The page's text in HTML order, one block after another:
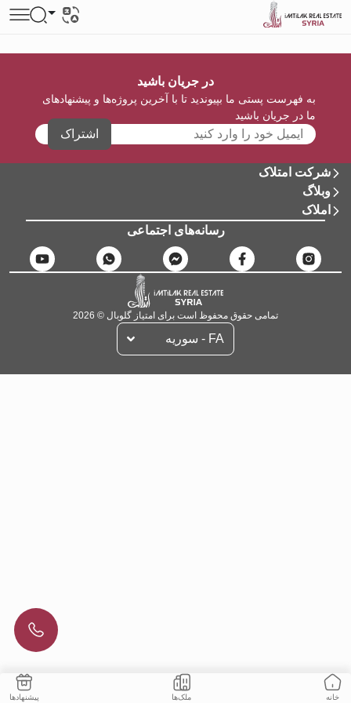
خانه ملک‌ها پیشنهادها
در جریان باشید
به فهرست پستی ما بپیوندید تا با آخرین پروژه‌ها و پیشنهادهای
ما در جریان باشید
اشتراک
شرکت امتلاک
وبلاگ
املاک
رسانه‌های اجتماعی
تمامی حقوق محفوظ است برای امتیاز گلوبال © 2026
FA - سوریه